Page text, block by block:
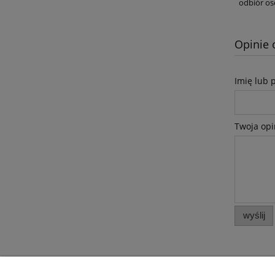
odbiór
Opinie
Imię lub
Twoja
wyślij